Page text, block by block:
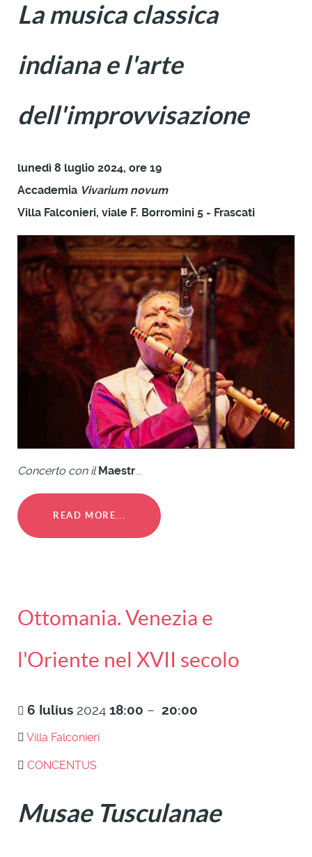
La musica classica
indiana e l'arte
dell'improvvisazione
lunedì 8 luglio 2024, ore 19
Accademia Vivarium novum
Villa Falconieri, viale F. Borromini 5 - Frascati
Concerto con il Maestr...
READ MORE...
Ottomania. Venezia e
l'Oriente nel XVII secolo
6 Iulius 2024 18:00 – 20:00
Villa Falconieri
CONCENTUS
Musae Tusculanae